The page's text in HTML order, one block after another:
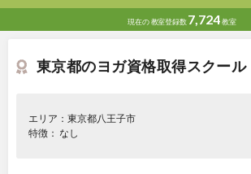
現在の教室登録数 7,724教室
東京都のヨガ資格取得スクール
エリア：東京都八王子市
特徴： なし